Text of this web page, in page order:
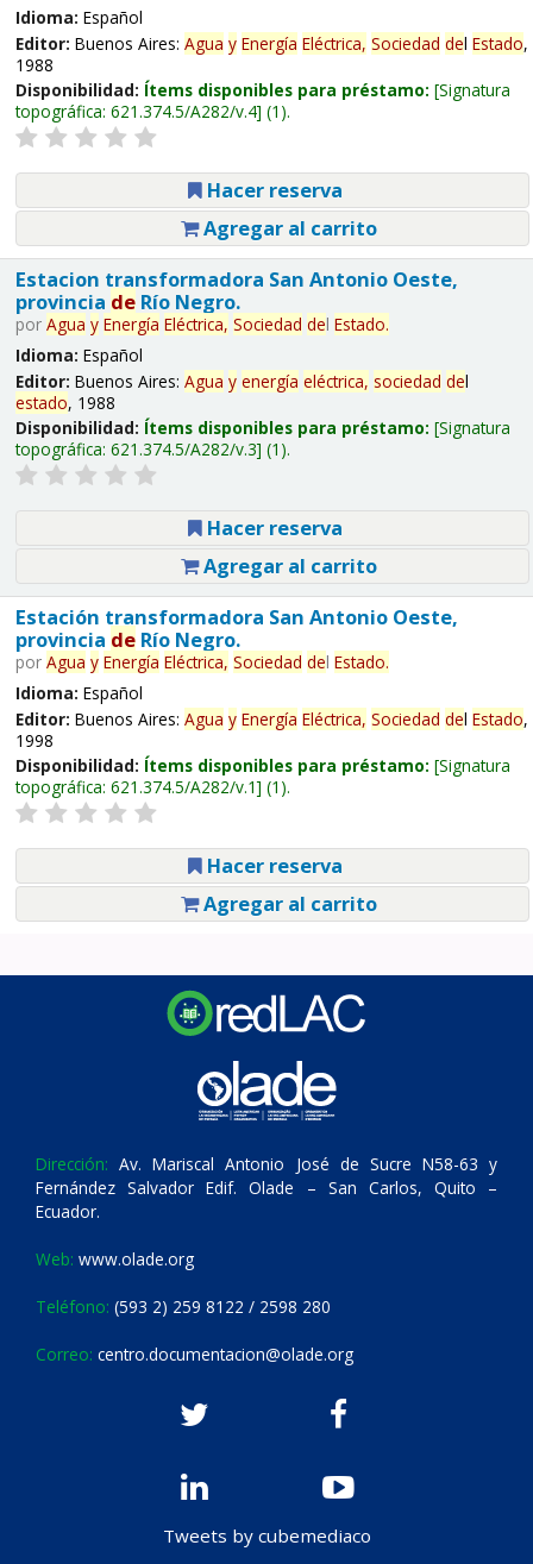
Idioma: Español
Editor: Buenos Aires: Agua y Energía Eléctrica, Sociedad del Estado,
1988
Disponibilidad: Ítems disponibles para préstamo: Signatura
topográfica: 621.374.5/A282/v.4 (1).
Hacer reserva
Agregar al carrito
Estacion transformadora San Antonio Oeste,
provincia deRío Negro.
por Agua y Energía Eléctrica, Sociedad del Estado.
Idioma: Español
Editor: Buenos Aires: Agua y energía eléctrica, sociedad del
estado, 1988
Disponibilidad: Ítems disponibles para préstamo: Signatura
topográfica: 621.374.5/A282/v.3 (1).
Hacer reserva
Agregar al carrito
Estación transformadora San Antonio Oeste,
provincia deRío Negro.
por Agua y Energía Eléctrica, Sociedad del Estado.
Idioma: Español
Editor: Buenos Aires: Agua y Energía Eléctrica, Sociedad del Estado,
1998
Disponibilidad: Ítems disponibles para préstamo: Signatura
topográfica: 621.374.5/A282/v.1 (1).
Hacer reserva
Agregar al carrito
Dirección: Av. Mariscal Antonio José de Sucre N58-63 y
Fernández Salvador Edif. Olade – San Carlos, Quito –
Ecuador.
Web: www.olade.org
Teléfono: (593 2) 259 8122 / 2598 280
Correo: centro.documentacion@olade.org
Tweets by cubemediaco